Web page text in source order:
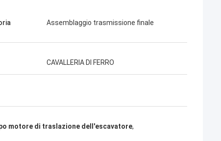
ne ho
Assemblaggio trasmissione finale
CAVALLERIA DI FERRO
motore di traslazione dell'escavatore,